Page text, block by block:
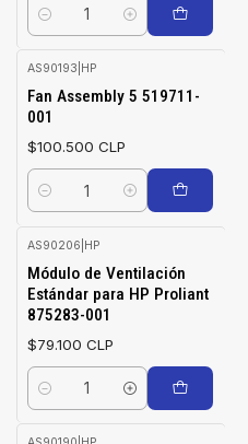
Cantidad
AS90193 HP
Fan Assembly 5 519711-
001
$100.500 CLP
Cantidad
AS90206 HP
Módulo de Ventilación
Estándar para HP Proliant
875283-001
$79.100 CLP
Cantidad